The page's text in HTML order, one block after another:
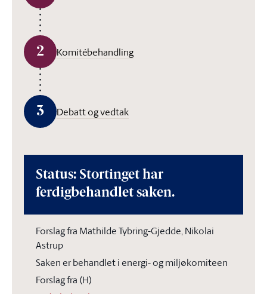
2 Komitébehandling
3 Debatt og vedtak
Status: Stortinget har
ferdigbehandlet saken.
Forslag fra Mathilde Tybring-Gjedde, Nikolai
Astrup
Saken er behandlet i energi- og miljøkomiteen
Forslag fra (H)